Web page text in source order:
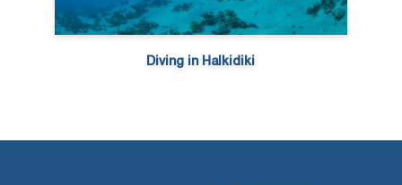
Diving in Halkidiki